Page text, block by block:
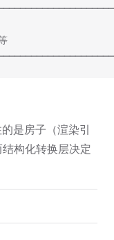
│
等
是房子（渲染引
构化转换层决定